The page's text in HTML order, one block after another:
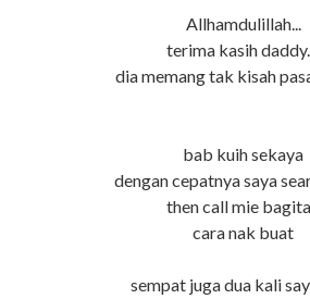
Allhamdulillah...
terima kasih
dia memang tak kisah
bab kuih sekaya
dengan cepatnya saya
then call mie
cara nak buat
sempat juga dua kali